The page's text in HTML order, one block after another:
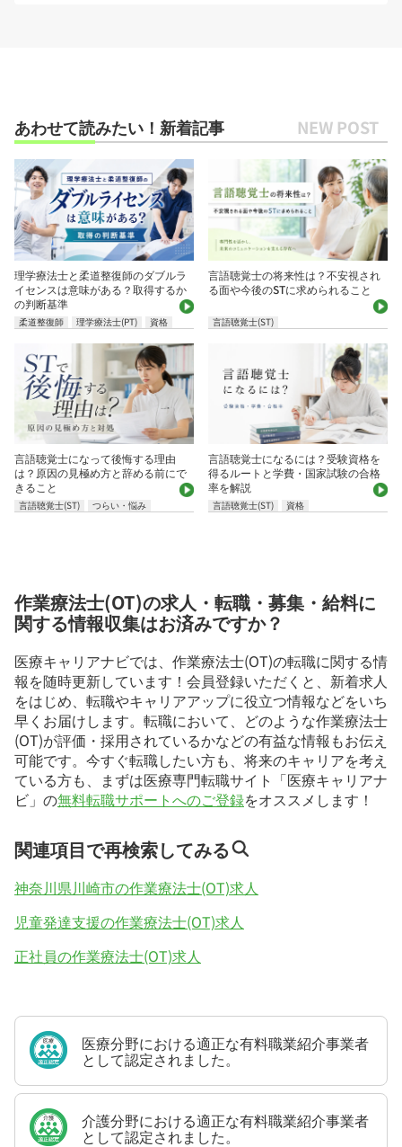
あわせて読みたい！新着記事
理学療法士と柔道整復師のダブルラ
イセンスは意味がある？取得するか
の判断基準
柔道整復師 理学療法士(PT) 資格
言語聴覚士の将来性は？不安視され
る面や今後のSTに求められること
言語聴覚士(ST)
言語聴覚士になって後悔する理由
は？原因の見極め方と辞める前にで
きること
言語聴覚士(ST) つらい・悩み
言語聴覚士になるには？受験資格を
得るルートと学費・国家試験の合格
率を解説
言語聴覚士(ST) 資格
作業療法士(OT)の求人・転職・募集・給料に
関する情報収集はお済みですか？
医療キャリアナビでは、作業療法士(OT)の転職に関する情
報を随時更新しています！会員登録いただくと、新着求人
をはじめ、転職やキャリアアップに役立つ情報などをいち
早くお届けします。転職において、どのような作業療法士
(OT)が評価・採用されているかなどの有益な情報もお伝え
可能です。今すぐ転職したい方も、将来のキャリアを考え
ている方も、まずは医療専門転職サイト「医療キャリアナ
ビ」の無料転職サポートへのご登録をオススメします！
関連項目で再検索してみる
神奈川県川崎市の作業療法士(OT)求人
児童発達支援の作業療法士(OT)求人
正社員の作業療法士(OT)求人
医療分野における適正な有料職業紹介事業者
として認定されました。
介護分野における適正な有料職業紹介事業者
として認定されました。